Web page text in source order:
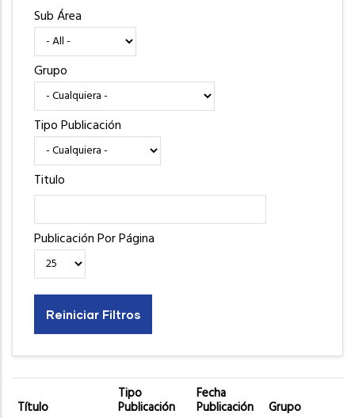
Sub Área
Grupo
Tipo Publicación
Titulo
Publicación Por Página
Título
Tipo
Publicación
Fecha
Publicación Grupo